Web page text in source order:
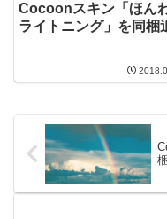
Cocoonスキン「ほん
ライトニング」を同梱